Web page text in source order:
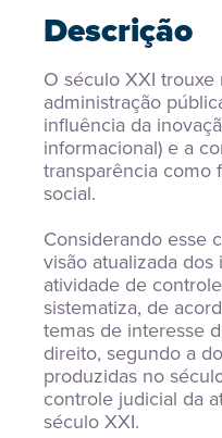
Descrição
O século XXI
administração
influência da
informacional) e a
transparência
social.
Considerando esse
visão atualizada
atividade de
sistematiza, de
temas de interesse
direito, segundo a
produzidas no
controle judicial da
século XXI.